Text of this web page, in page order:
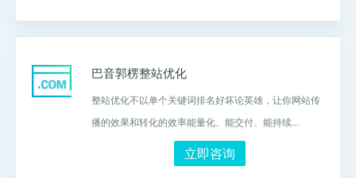
巴音郭楞整站优化
整站优化不以单个关键词排名好坏论英雄，让你网站传
播的效果和转化的效率能量化、能交付、能持续...
立即咨询